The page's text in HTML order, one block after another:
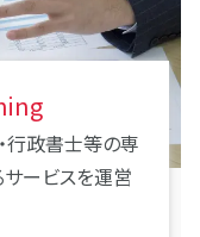
行政書士等の専
ービスを運営